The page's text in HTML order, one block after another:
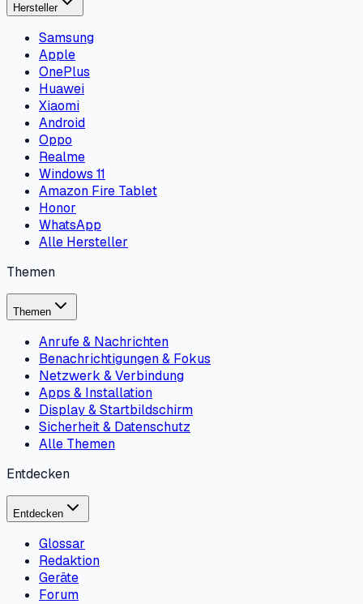
Hersteller
Samsung
Apple
OnePlus
Huawei
Xiaomi
Android
Oppo
Realme
Windows 11
Amazon Fire Tablet
Honor
WhatsApp
Alle Hersteller
Themen
Themen
Anrufe & Nachrichten
Benachrichtigungen & Fokus
Netzwerk & Verbindung
Apps & Installation
Display & Startbildschirm
Sicherheit & Datenschutz
Alle Themen
Entdecken
Entdecken
Glossar
Redaktion
Geräte
Forum